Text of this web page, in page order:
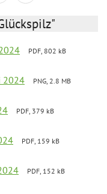
PDF, 802 kB
2024
PNG, 2.8 MB
PDF, 379 kB
PDF, 159 kB
PDF, 152 kB